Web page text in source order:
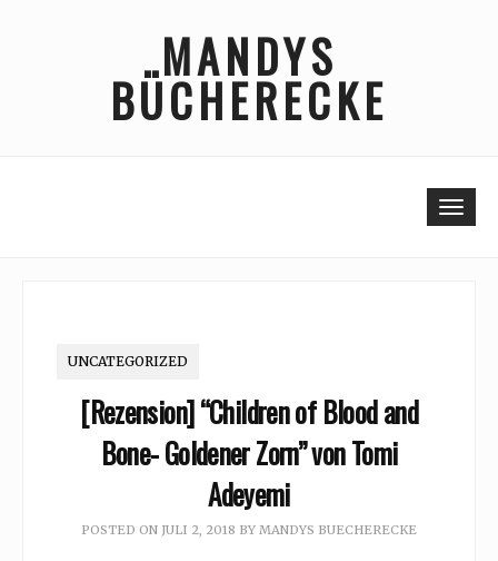
MANDYS
BÜCHERECKE
UNCATEGORIZED
[Rezension] “Children of Blood and
Bone- Goldener Zorn” von Tomi
Adeyemi
POSTED ON JULI 2, 2018 BY MANDYS BUECHERECKE